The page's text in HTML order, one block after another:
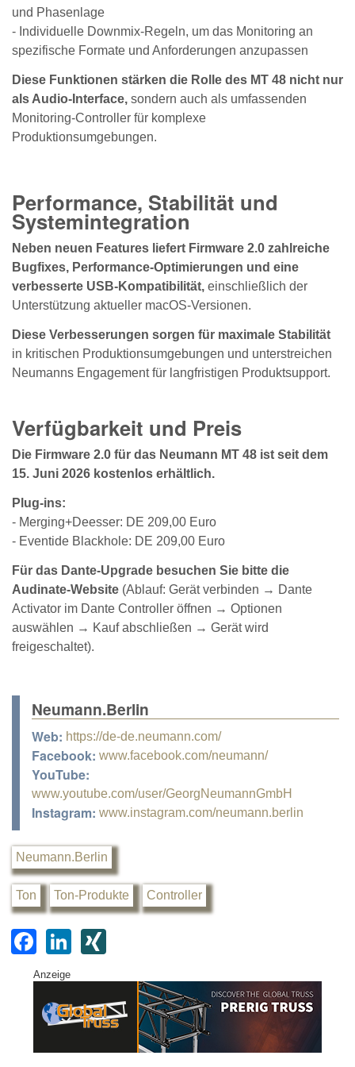
und Phasenlage
- Individuelle Downmix-Regeln, um das Monitoring an
spezifische Formate und Anforderungen anzupassen
Diese Funktionen stärken die Rolle des MT 48 nicht nur
als Audio-Interface, sondern auch als umfassenden
Monitoring-Controller für komplexe
Produktionsumgebungen.
Performance, Stabilität und
Systemintegration
Neben neuen Features liefert Firmware 2.0 zahlreiche
Bugfixes, Performance-Optimierungen und eine
verbesserte USB-Kompatibilität, einschließlich der
Unterstützung aktueller macOS-Versionen.
Diese Verbesserungen sorgen für maximale Stabilität
in kritischen Produktionsumgebungen und unterstreichen
Neumanns Engagement für langfristigen Produktsupport.
Verfügbarkeit und Preis
Die Firmware 2.0 für das Neumann MT 48 ist seit dem
15. Juni 2026 kostenlos erhältlich.
Plug-ins:
- Merging+Deesser: DE 209,00 Euro
- Eventide Blackhole: DE 209,00 Euro
Für das Dante-Upgrade besuchen Sie bitte die
Audinate-Website (Ablauf: Gerät verbinden → Dante
Activator im Dante Controller öffnen → Optionen
auswählen → Kauf abschließen → Gerät wird
freigeschaltet).
Neumann.Berlin
Web: https://de-de.neumann.com/
Facebook: www.facebook.com/neumann/
YouTube:
www.youtube.com/user/GeorgNeumannGmbH
Instagram: www.instagram.com/neumann.berlin
Neumann.Berlin
Ton Ton-Produkte Controller
F
a
c
e
Li
k
e
G
Anzeige